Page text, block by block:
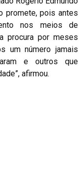
promete, pois antes
nos meios de
procura por meses
um número jamais
e outros que
afirmou.